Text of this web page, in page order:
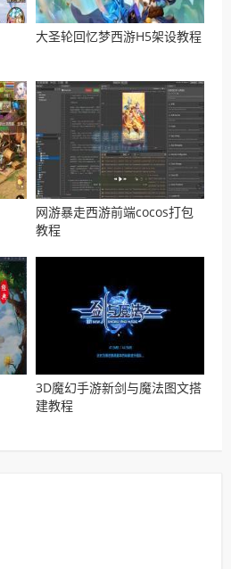
大圣轮回忆梦西游H5架设教程
网游暴走西游前端cocos打包
教程
3D魔幻手游新剑与魔法图文搭
建教程